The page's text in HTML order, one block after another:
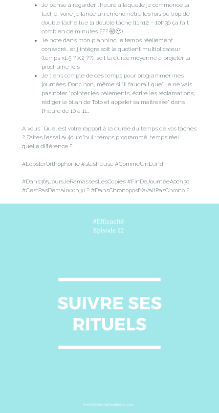
Je pense à regarder l’heure à laquelle je commence la
tâche, voire je lance un chronomètre les fois où trop de
double tâche tue la double tâche (11h12 – 10h36 ça fait
combien de minutes ??? 🤯😶)
Je note dans mon planning le temps réellement
consacré… et j’intègre soit le quotient multiplicateur
(temps x1,5 ? X2 ??), soit la durée moyenne à projeter la
prochaine fois
Je tiens compte de ces temps pour programmer mes
journées. Donc non, même si “il faudrait que”, je ne vais
pas noter “pointer les paiements, écrire les réclamations,
rédiger le bilan de Toto et appeler sa maîtresse” dans
l’heure de 10 à 11…
A vous : Quel est votre rapport à la durée du temps de vos tâches
? Faites l’essai aujourd’hui : temps programmé, temps réel :
quelle différence ?
#LobsterOrthophonie #slasheuse #CommeUnLundi
#Dans365JoursJeRamassesLesCopies #FinDeJournéeA00h30
#CestPasDemain00h30 ? #DansChronopostYavaitPasChrono ?